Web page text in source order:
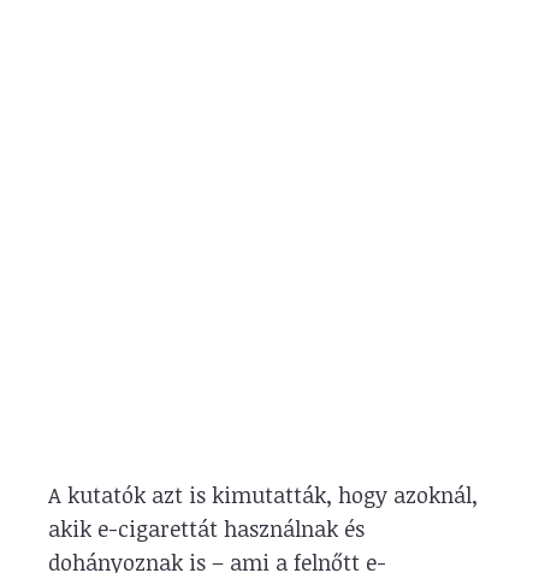
A kutatók azt is kimutatták, hogy azoknál,
akik e-cigarettát használnak és
dohányoznak is – ami a felnőtt e-